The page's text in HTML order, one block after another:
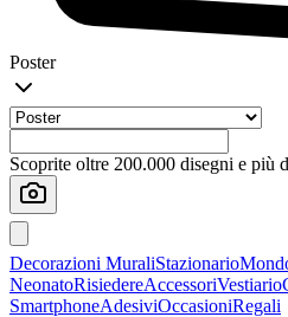
Poster
Scoprite oltre 200.000 disegni e più
Decorazioni MuraliStazionario
NeonatoRisiedereAccessoriVestiario
SmartphoneAdesiviOccasioniRegali